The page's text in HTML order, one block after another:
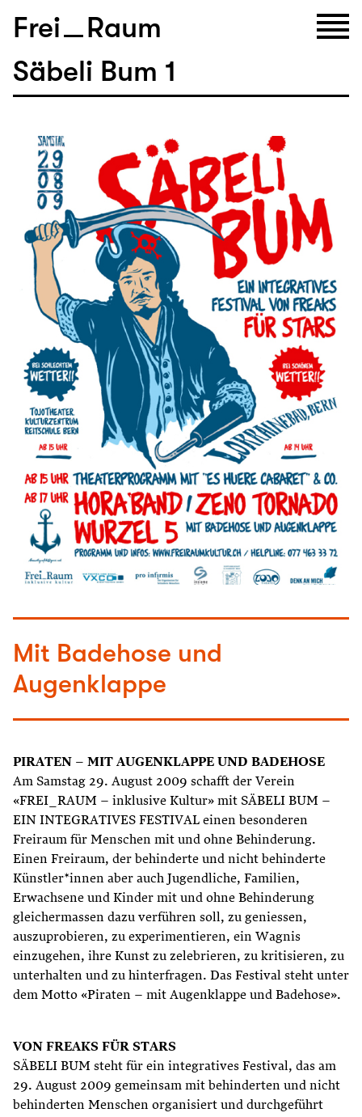
Frei
Raum
Säbeli Bum 1
Mit Badehose und
Augenklappe
PIRATEN – MIT AUGENKLAPPE UND BADEHOSE
Am Samstag 29. August 2009 schafft der Verein
«FREI_RAUM – inklusive Kultur» mit SÄBELI BUM –
EIN INTEGRATIVES FESTIVAL einen besonderen
Freiraum für Menschen mit und ohne Behinderung.
Einen Freiraum, der behinderte und nicht behinderte
Künstler*innen aber auch Jugendliche, Familien,
Erwachsene und Kinder mit und ohne Behinderung
gleichermassen dazu verführen soll, zu geniessen,
auszuprobieren, zu experimentieren, ein Wagnis
einzugehen, ihre Kunst zu zelebrieren, zu kritisieren, zu
unterhalten und zu hinterfragen. Das Festival steht unter
dem Motto «Piraten – mit Augenklappe und Badehose».
VON FREAKS FÜR STARS
SÄBELI BUM steht für ein integratives Festival, das am
29. August 2009 gemeinsam mit behinderten und nicht
behinderten Menschen organisiert und durchgeführt